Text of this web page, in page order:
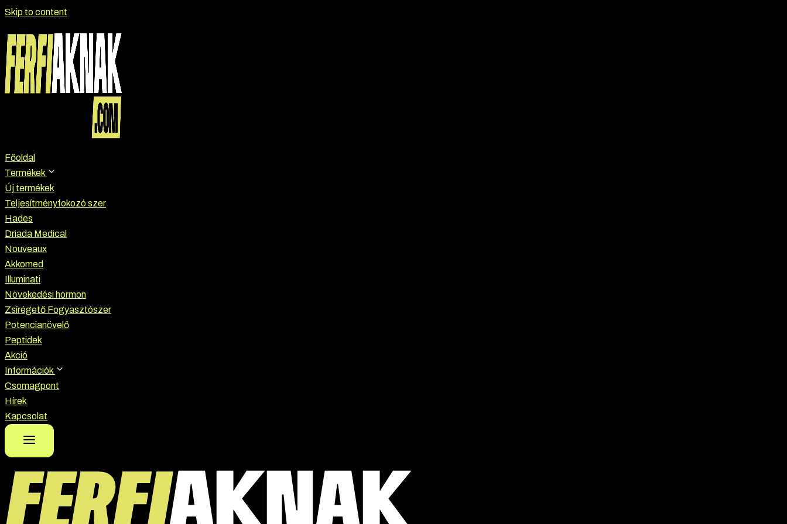
Skip to content
Főoldal
Termékek
Új termékek
Teljesítményfokozó szer
Hades
Driada Medical
Nouveaux
Akkomed
Illuminati
Növekedési hormon
Zsírégető Fogyasztószer
Potencianövelő
Peptidek
Akció
Információk
Csomagpont
Hírek
Kapcsolat